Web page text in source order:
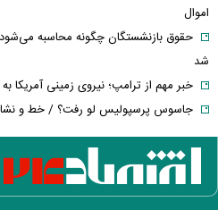
اموال
حقوق بازنشستگان چگونه محاسبه
شد
خبر مهم از ترامپ؛ نیروی زمینی آمریکا
جاسوس پرسپولیس لو رفت؟ / خط و نشان
رختکن
آمریکا برای پایان جنگ با ایران
مرغ ناگهان گران شد! / پشت‌پرده جهش